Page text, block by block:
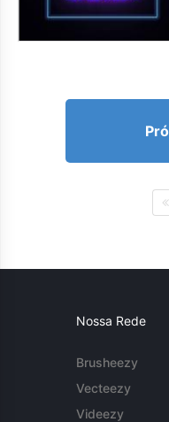
Nossa Rede
Brusheezy
Vecteezy
Videezy